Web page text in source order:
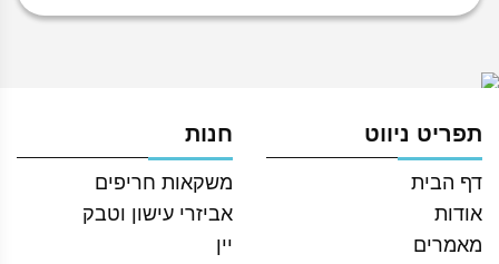
תפריט ניווט
דף הבית
אודות
מאמרים
חנות
משקאות חריפים
אביזרי עישון וטבק
יין